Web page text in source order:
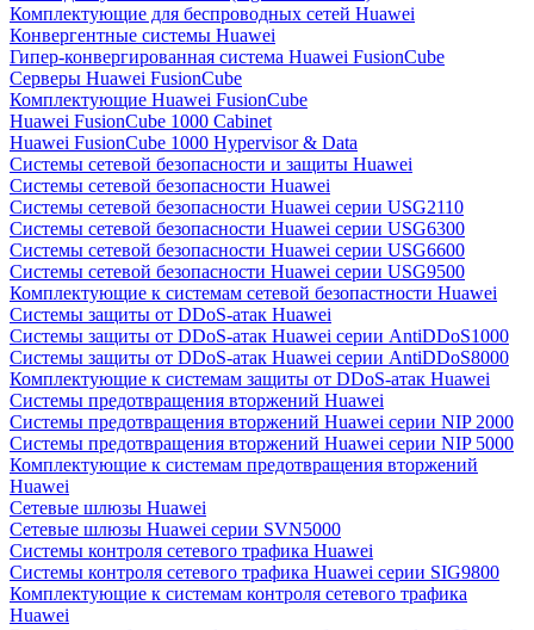
Комплектующие для беспроводных сетей Huawei
Конвергентные системы Huawei
Гипер-конвергированная система Huawei FusionCube
Серверы Huawei FusionCube
Комплектующие Huawei FusionCube
Huawei FusionCube 1000 Cabinet
Huawei FusionCube 1000 Hypervisor & Data
Системы сетевой безопасности и защиты Huawei
Системы сетевой безопасности Huawei
Системы сетевой безопасности Huawei серии USG2110
Системы сетевой безопасности Huawei серии USG6300
Системы сетевой безопасности Huawei серии USG6600
Системы сетевой безопасности Huawei серии USG9500
Комплектующие к системам сетевой безопастности Huawei
Системы защиты от DDoS-атак Huawei
Системы защиты от DDoS-атак Huawei серии AntiDDoS1000
Системы защиты от DDoS-атак Huawei серии AntiDDoS8000
Комплектующие к системам защиты от DDoS-атак Huawei
Системы предотвращения вторжений Huawei
Системы предотвращения вторжений Huawei серии NIP 2000
Системы предотвращения вторжений Huawei серии NIP 5000
Комплектующие к системам предотвращения вторжений
Huawei
Сетевые шлюзы Huawei
Сетевые шлюзы Huawei серии SVN5000
Системы контроля сетевого трафика Huawei
Системы контроля сетевого трафика Huawei серии SIG9800
Комплектующие к системам контроля сетевого трафика
Huawei